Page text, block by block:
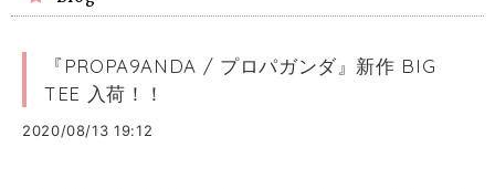
『PROPA9ANDA / プロパガンダ』新作 BIG
TEE 入荷！！
2020/08/13 19:12